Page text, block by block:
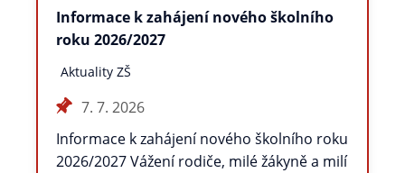
Informace k zahájení nového školního
roku 2026/2027
Aktuality ZŠ
7. 7. 2026
Informace k zahájení nového školního roku
2026/2027 Vážení rodiče, milé žákyně a milí